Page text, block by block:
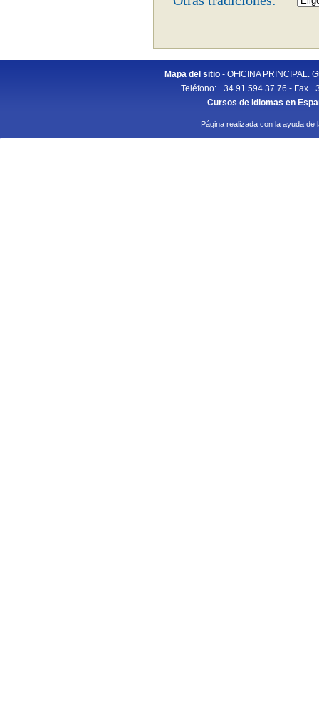
Mapa del sitio- OFICINA PRINCIPAL.
Teléfono: +34 91 594 37 76 - Fax
Cursos de idiomas en
Página realizada con la ayuda